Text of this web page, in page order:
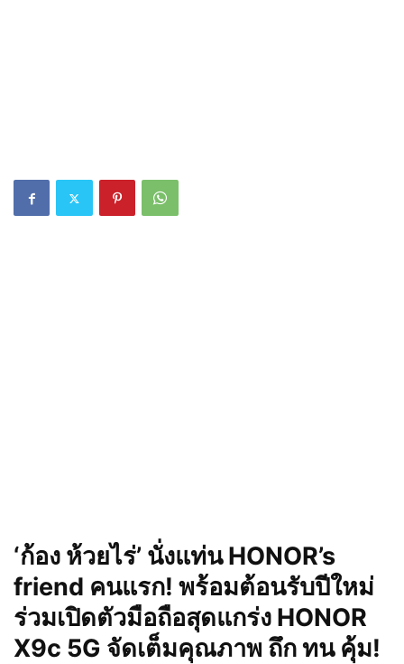
‘ก้อง ห้วยไร่’ นั่งแท่น HONOR’s
friend คนแรก! พร้อมต้อนรับปีใหม่
ร่วมเปิดตัวมือถือสุดแกร่ง HONOR
X9c 5G จัดเต็มคุณภาพ ถึก ทน คุ้ม!